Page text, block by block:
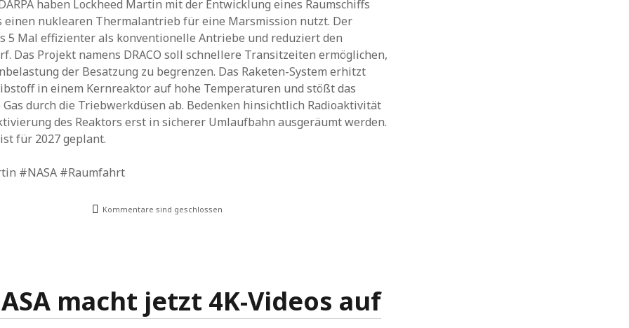
Archivhaben Lockheed Martin mit der Entwicklung eines Raumschiffs
einen nuklearen Thermalantrieb für eine Marsmission nutzt. Der
5 Mal effizienter als konventionelle Antriebe und reduziert den
Das Projekt namens DRACO soll schnellere Transitzeiten ermöglichen,
der Besatzung zu begrenzen. Das Raketen-System erhitzt
in einem Kernreaktor auf hohe Temperaturen und stößt das
durch die Triebwerkdüsen ab. Bedenken hinsichtlich Radioaktivität
des Reaktors erst in sicherer Umlaufbahn ausgeräumt werden.
für 2027 geplant.
#NASA #Raumfahrt
Kommentare sind geschlossen
macht jetzt 4K-Videos auf